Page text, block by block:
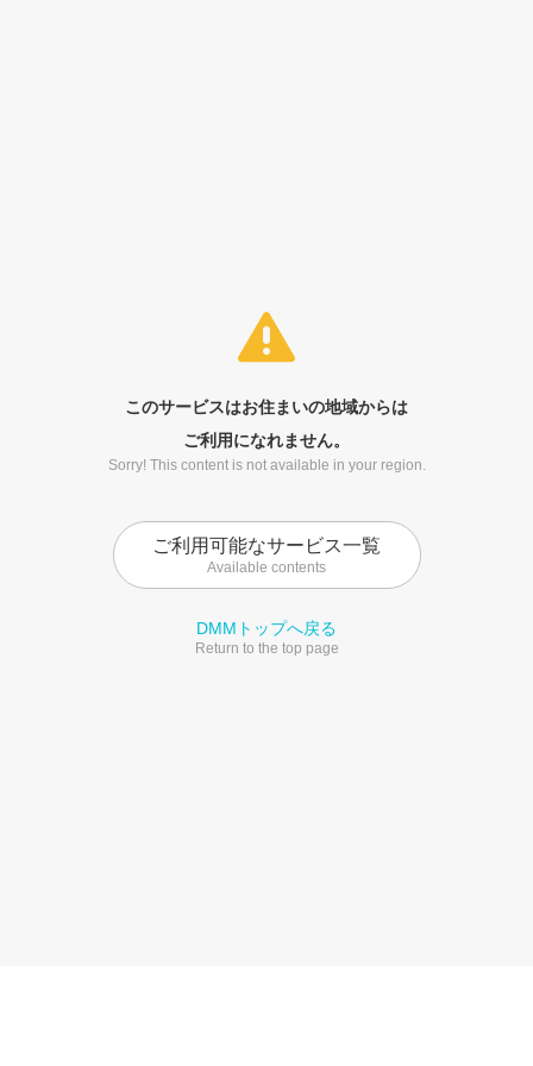
このサービスはお住まいの地域からは
ご利用になれません。
Sorry! This content is not available in your region.
ご利用可能なサービス一覧
Available contents
DMMトップへ戻る
Return to the top page